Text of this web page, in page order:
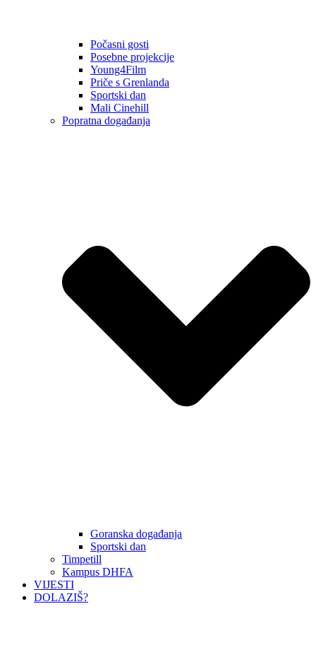
Počasni gosti
Posebne projekcije
Young4Film
Priče s Grenlanda
Sportski dan
Mali Cinehill
Popratna događanja
Goranska događanja
Sportski dan
Timpetill
Kampus DHFA
VIJESTI
DOLAZIŠ?